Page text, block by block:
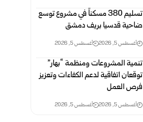
تسليم 380 مسكناً في مشروع توسع
ضاحية قدسيا بريف دمشق
أغسطس 5, 2026 أغسطس 5, 2026
تنمية المشروعات ومنظمة “بهار”
توقعان اتفاقية لدعم الكفاءات وتعزيز
فرص العمل
أغسطس 5, 2026 أغسطس 5, 2026